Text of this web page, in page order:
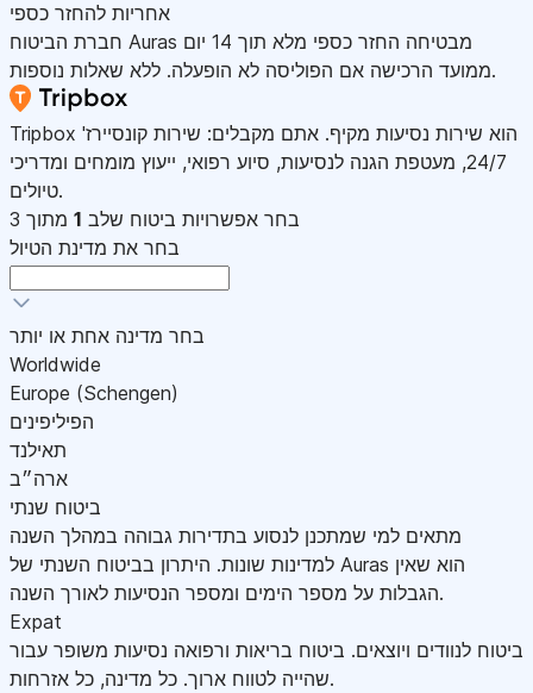
אחריות להחזר כספי
חברת הביטוח Auras מבטיחה החזר כספי מלא תוך 14 יום
ממועד הרכישה אם הפוליסה לא הופעלה. ללא שאלות נוספות.
Tripbox הוא שירות נסיעות מקיף. אתם מקבלים: שירות קונסיירז'
24/7, מעטפת הגנה לנסיעות, סיוע רפואי, ייעוץ מומחים ומדריכי
טיולים.
בחר אפשרויות ביטוח שלב 1 מתוך 3
בחר את מדינת הטיול
בחר מדינה אחת או יותר
Worldwide
Europe (Schengen)
הפיליפינים
תאילנד
ארה״ב
ביטוח שנתי
מתאים למי שמתכנן לנסוע בתדירות גבוהה במהלך השנה
למדינות שונות. היתרון בביטוח השנתי של Auras הוא שאין
הגבלות על מספר הימים ומספר הנסיעות לאורך השנה.
Expat
ביטוח לנוודים ויוצאים. ביטוח בריאות ורפואה נסיעות משופר עבור
שהייה לטווח ארוך. כל מדינה, כל אזרחות.